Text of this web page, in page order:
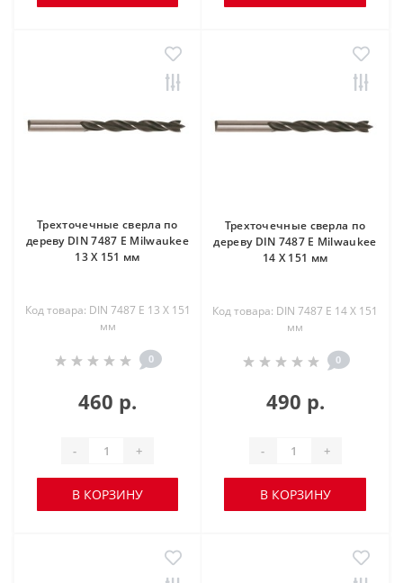
Трехточечные сверла по
дереву DIN 7487 E Milwaukee
13 X 151 мм
Код товара: DIN 7487 E 13 X 151
мм
0
460 р.
- +
В КОРЗИНУ
Трехточечные сверла по
дереву DIN 7487 E Milwaukee
14 X 151 мм
Код товара: DIN 7487 E 14 X 151
мм
0
490 р.
- +
В КОРЗИНУ